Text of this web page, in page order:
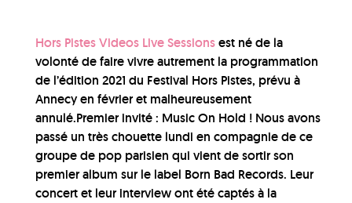
Hors Pistes Videos Live Sessionsest né de la
volonté de faire vivre autrement la programmation
de l’édition 2021 du Festival Hors Pistes, prévu à
Annecy en février et malheureusement
annulé.Premier invité : Music On Hold ! Nous avons
passé un très chouette lundi en compagnie de ce
groupe de pop parisien qui vient de sortir son
premier album sur le label Born Bad Records. Leur
concert et leur interview ont été captés à la